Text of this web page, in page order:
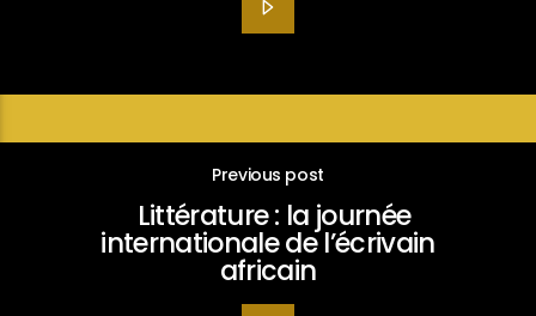
Previous post
Littérature : la journée
internationale de l’écrivain
africain